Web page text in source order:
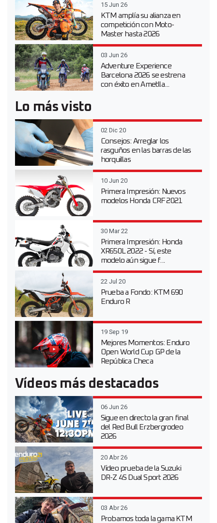
15 Jun 26
KTM amplía su alianza en
competición con Moto-
Master hasta 2026
03 Jun 26
Adventure Experience
Barcelona 2026 se estrena
con éxito en Ametlla...
Lo más visto
02 Dic 20
Consejos: Arreglar los
rasguños en las barras de las
horquillas
10 Jun 20
Primera Impresión: Nuevos
modelos Honda CRF 2021
30 Mar 22
Primera Impresión: Honda
XR650L 2022 - Sí, este
modelo aún sigue f...
22 Jul 20
Prueba a Fondo: KTM 690
Enduro R
19 Sep 19
Mejores Momentos: Enduro
Open World Cup GP de la
República Checa
Vídeos más destacados
06 Jun 26
Sigue en directo la gran final
del Red Bull Erzbergrodeo
2026
20 Abr 26
Vídeo prueba de la Suzuki
DR-Z 4S Dual Sport 2026
03 Abr 26
Probamos toda la gama KTM